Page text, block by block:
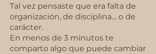
Tal vez pensaste que era falta de
organización, de disciplina… o de
carácter.
En menos de 3 minutos te
comparto algo que puede cambiar